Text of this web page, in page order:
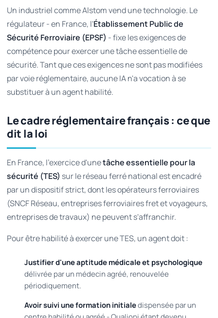
Un industriel comme Alstom vend une technologie. Le
régulateur - en France, l'Établissement Public de
Sécurité Ferroviaire (EPSF) - fixe les exigences de
compétence pour exercer une tâche essentielle de
sécurité. Tant que ces exigences ne sont pas modifiées
par voie réglementaire, aucune IA n'a vocation à se
substituer à un agent habilité.
Le cadre réglementaire français : ce que
dit la loi
En France, l'exercice d'unetâche essentielle pour la
sécurité (TES) sur le réseau ferré national est encadré
par un dispositif strict, dont les opérateurs ferroviaires
(SNCF Réseau, entreprises ferroviaires fret et voyageurs,
entreprises de travaux) ne peuvent s'affranchir.
Pour être habilité à exercer une TES, un agent doit :
Justifier d'une aptitude médicale et psychologique
délivrée par un médecin agréé, renouvelée
périodiquement.
Avoir suivi une formation initialedispensée par un